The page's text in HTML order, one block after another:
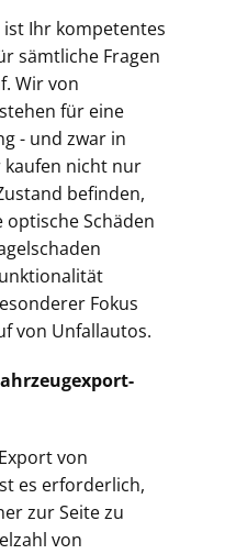
Ihr kompetentes
sämtliche Fragen
Wir von
für eine
- und zwar in
kaufen nicht nur
befinden,
Schäden
Fokus
von Unfallautos.
von
es erforderlich,
zur Seite zu
von